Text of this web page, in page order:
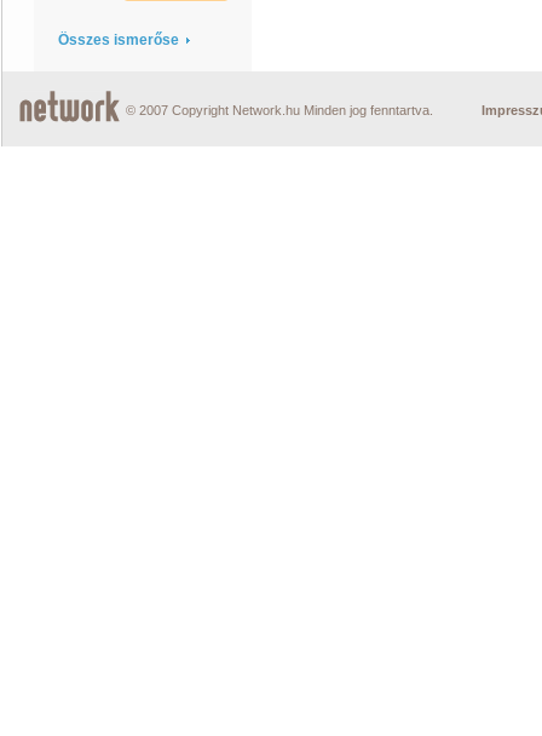
Összes ismerőse
© 2007 Copyright Network.hu Minden jog fenntartva.